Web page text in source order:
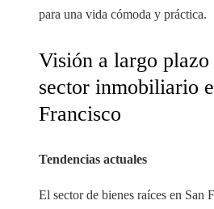
para una vida cómoda y práctica.
Visión a largo plazo
sector inmobiliario
Francisco
Tendencias actuales
El sector de bienes raíces en San